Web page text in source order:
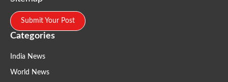
Submit Your Post
Categories
India News
World News